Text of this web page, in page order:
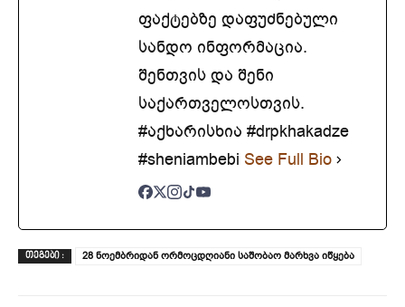
ფაქტებზე დაფუძნებული
სანდო ინფორმაცია.
შენთვის და შენი
საქართველოსთვის.
#აქხარისხია #drpkhakadze
#sheniambebi See Full Bio
ᲗᲔᲒᲔᲑᲘ : 28 ნოემბრიდან ორმოცდღიანი საშობაო მარხვა იწყება